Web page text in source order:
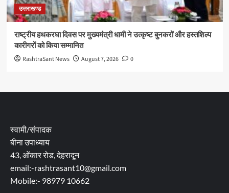
उत्तराखण्ड
राष्ट्रीय हथकरघा दिवस पर मुख्यमंत्री धामी ने उत्कृष्ट बुनकरों और हस्तशिल्प
कारीगरों को किया सम्मानित
RashtraSant News August 7, 2026 0
स्वामी/संपादक
बीना उपाध्याय
43, ओंकार रोड, देहरादून
email:-rashtrasant10@gmail.com
Mobile:- 98979 10662